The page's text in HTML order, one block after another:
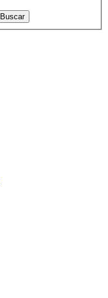
Buscar